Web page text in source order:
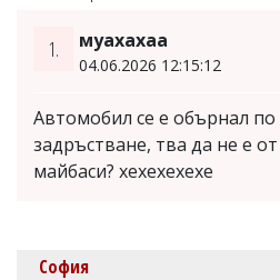
1. муахахаа
04.06.2026 12:15:12
Автомобил се е обърнал
задръстване, тва да не е
майбаси? xexexexexe
София